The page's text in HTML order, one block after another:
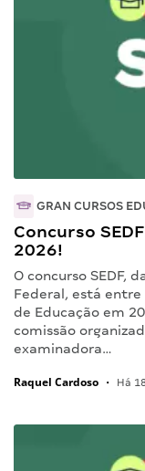
GRAN CURSOS
Concurso
2026!
O concurso SEDF,
Federal, está
de Educação em
comissão
examinadora…
Raquel Cardoso • Há